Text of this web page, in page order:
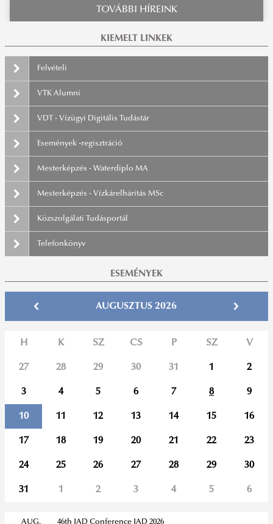
TOVÁBBI HÍREINK
KIEMELT LINKEK
Felvételi
VTK Alumni
VDT - Vízügyi Digitális Tudástár
Események -regisztráció
Mesterképzés - Waterdiplo MA
Mesterképzés - Vízkárelhárítás MSc
Közszolgálati Tudásportál
Telefonkönyv
ESEMÉNYEK
AUGUSZTUS 2026
H K SZ CS P SZ V
27 28 29 30 31 1 2
3 4 5 6 7 8 9
10 11 12 13 14 15 16
17 18 19 20 21 22 23
24 25 26 27 28 29 30
31 1 2 3 4 5 6
AUG. 46th IAD Conference IAD 2026